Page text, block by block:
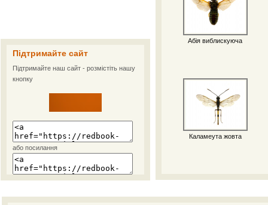
Підтримайте сайт
Підтримайте наш сайт - розмістіть нашу
кнопку
або посилання
Абія виблискуюча
Каламеута жовта